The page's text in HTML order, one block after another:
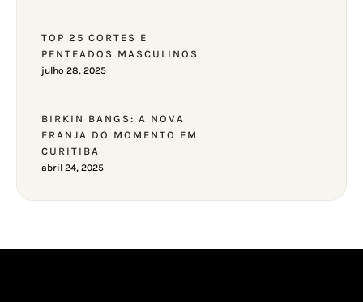
TOP 25 CORTES E
PENTEADOS MASCULINOS
julho 28, 2025
BIRKIN BANGS: A NOVA
FRANJA DO MOMENTO EM
CURITIBA
abril 24, 2025